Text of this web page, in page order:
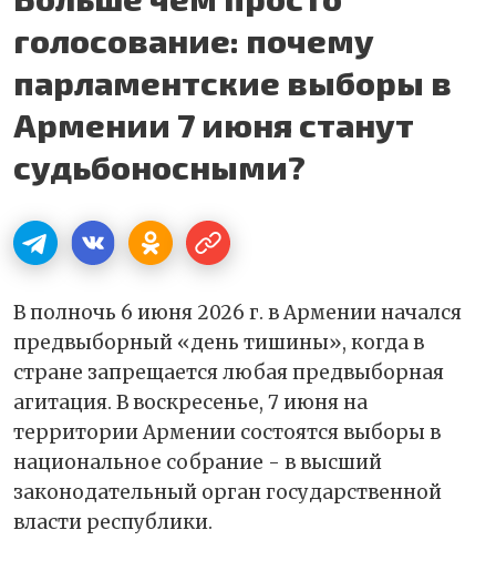
голосование: почему
парламентские выборы в
Армении 7 июня станут
судьбоносными?
В полночь 6 июня 2026 г. в Армении начался
предвыборный «день тишины», когда в
стране запрещается любая предвыборная
агитация. В воскресенье, 7 июня на
территории Армении состоятся выборы в
национальное собрание - в высший
законодательный орган государственной
власти республики.